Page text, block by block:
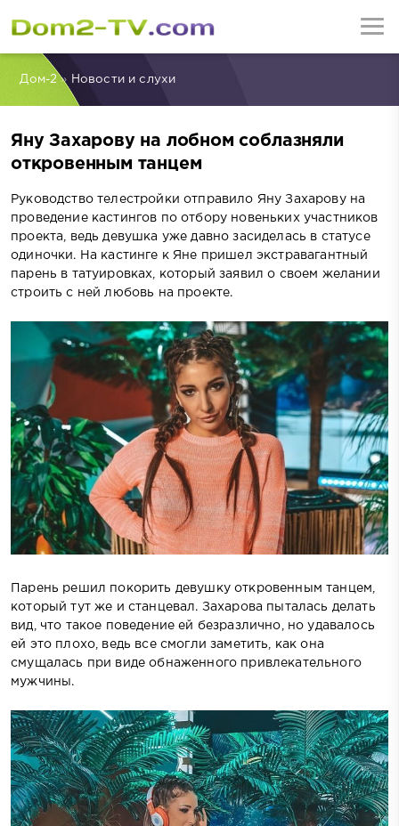
Дом-2» Новости и слухи
Яну Захарову на лобном соблазняли
откровенным танцем
Руководство телестройки отправило Яну Захарову на
проведение кастингов по отбору новеньких участников
проекта, ведь девушка уже давно засиделась в статусе
одиночки. На кастинге к Яне пришел экстравагантный
парень в татуировках, который заявил о своем желании
строить с ней любовь на проекте.
Парень решил покорить девушку откровенным танцем,
который тут же и станцевал. Захарова пыталась делать
вид, что такое поведение ей безразлично, но удавалось
ей это плохо, ведь все смогли заметить, как она
смущалась при виде обнаженного привлекательного
мужчины.